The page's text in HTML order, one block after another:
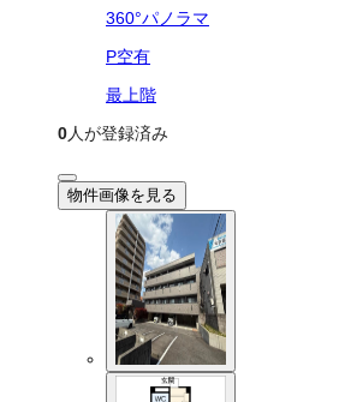
360°パノラマ
P空有
最上階
0人が登録済み
物件画像を見る